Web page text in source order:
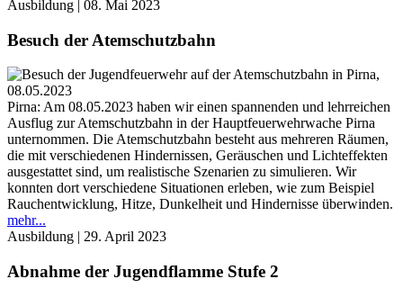
Ausbildung | 08. Mai 2023
Besuch der Atemschutzbahn
Pirna: Am 08.05.2023 haben wir einen spannenden und lehrreichen
Ausflug zur Atemschutzbahn in der Hauptfeuerwehrwache Pirna
unternommen. Die Atemschutzbahn besteht aus mehreren Räumen,
die mit verschiedenen Hindernissen, Geräuschen und Lichteffekten
ausgestattet sind, um realistische Szenarien zu simulieren. Wir
konnten dort verschiedene Situationen erleben, wie zum Beispiel
Rauchentwicklung, Hitze, Dunkelheit und Hindernisse überwinden.
mehr...
Ausbildung | 29. April 2023
Abnahme der Jugendflamme Stufe 2